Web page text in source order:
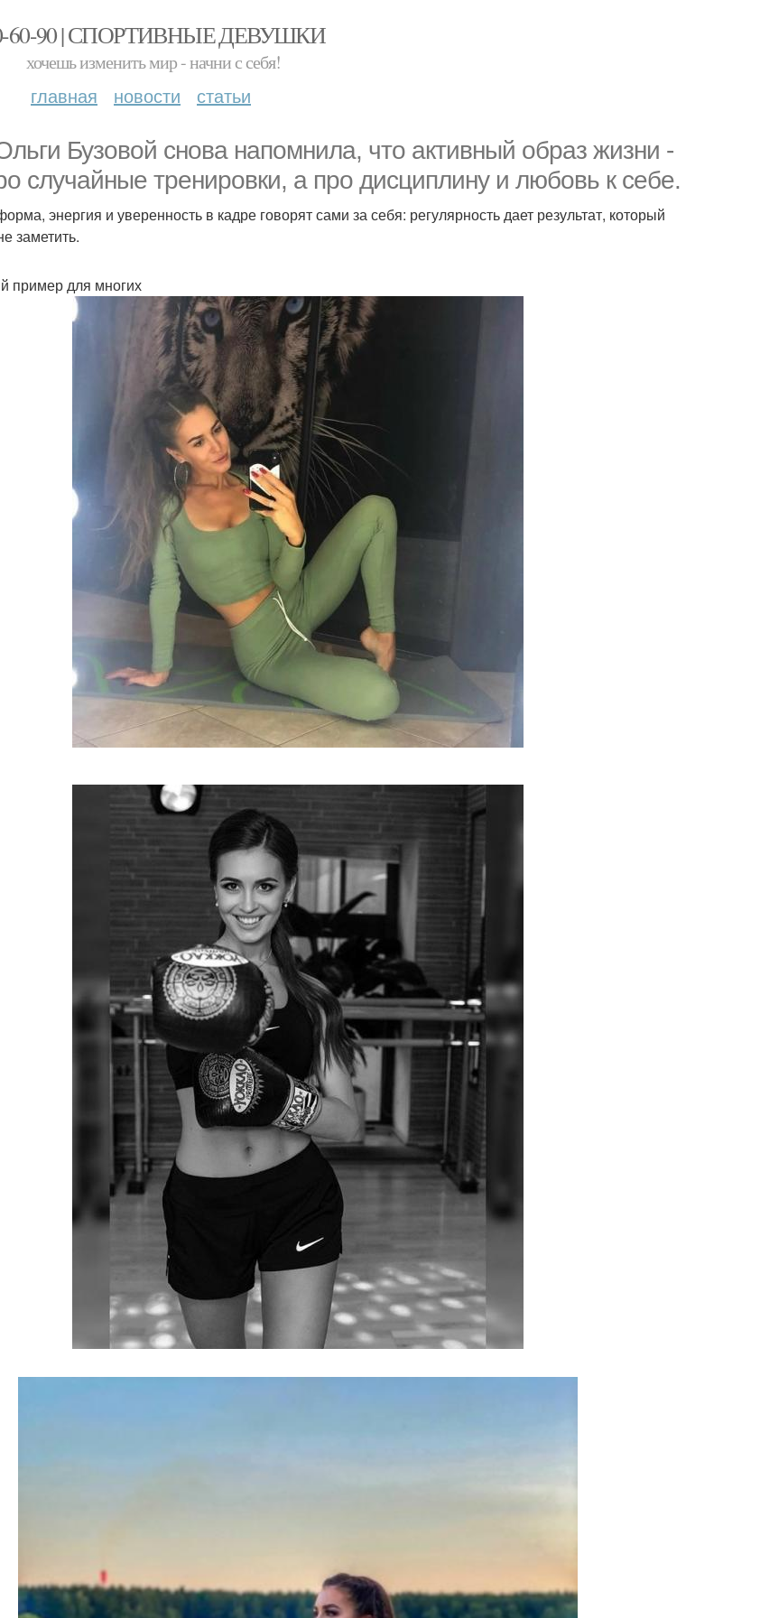
60-90 | СПОРТИВНЫЕ ДЕВУШКИ
хочешь изменить мир - начни с себя!
главная новости статьи
Бузовой снова напомнила, что активный образ жизни -
случайные тренировки, а про дисциплину и любовь к себе.
энергия и уверенность в кадре говорят сами за себя: регулярность дает результат, который
заметить.
пример для многих